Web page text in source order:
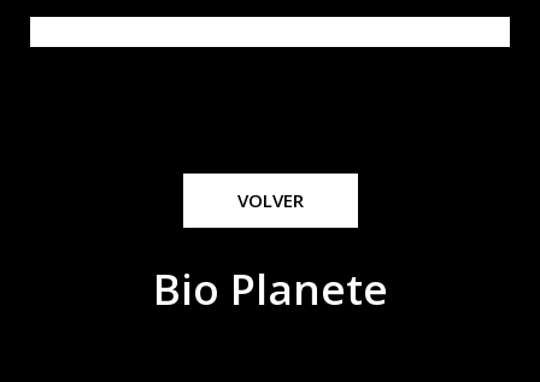
VOLVER
Bio Planete